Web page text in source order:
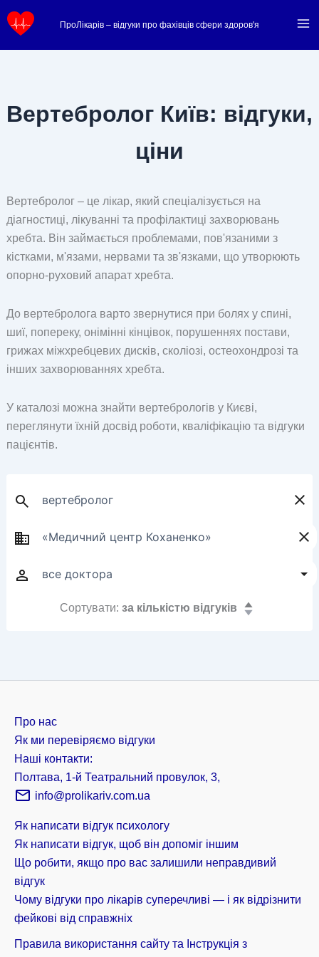
до
ПроЛікарів – відгуки про фахівців сфери здоров'я
Вертебролог Київ: відгуки,
ціни
Вертебролог – це лікар, який спеціалізується на
діагностиці, лікуванні та профілактиці захворювань
хребта. Він займається проблемами, пов'язаними з
кістками, м'язами, нервами та зв'язками, що утворюють
опорно-руховий апарат хребта.
До вертебролога варто звернутися при болях у спині,
шиї, попереку, онімінні кінцівок, порушеннях постави,
грижах міжхребцевих дисків, сколіозі, остеохондрозі та
інших захворюваннях хребта.
У каталозі можна знайти вертебрологів у Києві,
переглянути їхній досвід роботи, кваліфікацію та відгуки
пацієнтів.
Сортувати: за кількістю відгуків
Про нас
Як ми перевіряємо відгуки
Наші контакти:
Полтава, 1-й Театральний провулок, 3,
info@prolikariv.com.ua
Як написати відгук психологу
Як написати відгук, щоб він допоміг іншим
Що робити, якщо про вас залишили неправдивий
відгук
Чому відгуки про лікарів суперечливі — і як відрізнити
фейкові від справжніх
Правила використання сайту та Інструкція з